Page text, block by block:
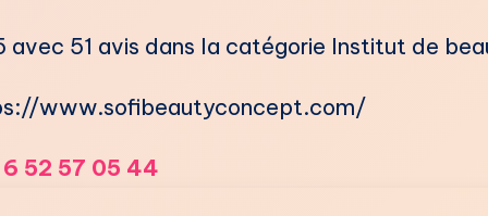
avec 51 avis dans la catégorie ​Institut de
www.sofibeautyconcept.com/
6 52 57 05 44